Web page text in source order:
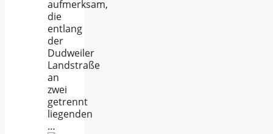
aufmerksam,
die
entlang
der
Dudweiler
Landstraße
an
zwei
getrennt
liegenden
…